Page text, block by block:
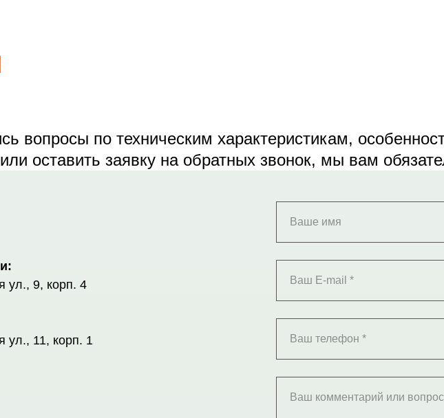
вопросы по техническим характеристикам,
оставить заявку на обратных звонок, мы вам
ул., 9, корп. 4
ул., 11, корп. 1
Ваше имя
Ваш E-mail *
Ваш телефон *
Ваш комментарий или вопрос